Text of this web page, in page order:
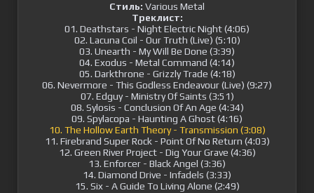
Стиль: Various Metal
Треклист:
01. Deathstars - Night Electric Night (4:06)
02. Lacuna Coil - Our Truth (Live) (5:10)
03. Unearth - My Will Be Done (3:39)
04. Exodus - Metal Command (4:14)
05. Darkthrone - Grizzly Trade (4:18)
06. Nevermore - This Godless Endeavour (Live) (9:27)
07. Edguy - Ministry Of Saints (3:51)
08. Sylosis - Conclusion Of An Age (4:34)
09. Spylacopa - Haunting A Ghost (4:16)
10. The Hollow Earth Theory - Transmission (3:08)
11. Firebrand Super Rock - Point Of No Return (4:03)
12. Green River Project - Dig Your Grave (4:36)
13. Enforcer - Black Angel (3:36)
14. Diamond Drive - Infadels (3:33)
15. Six - A Guide To Living Alone (2:49)